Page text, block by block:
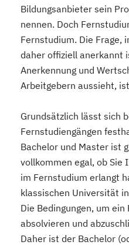
Bildungsanbieter sein
nennen. Doch
Fernstudium. Die Frage,
daher offiziell anerkannt
Anerkennung und
Arbeitgebern aussieht,
Grundsätzlich lässt sich
Fernstudiengängen
Bachelor und Master ist
vollkommen egal, ob Sie
im Fernstudium erlangt
klassischen Universität
Die Bedingungen, um
absolvieren und
Daher ist der Bachelor